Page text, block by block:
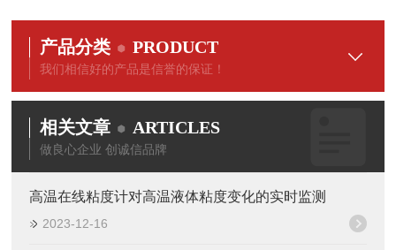
产品分类 PRODUCT
我们相信好的产品是信誉的保证！
相关文章 ARTICLES
做良心企业 创诚信品牌
高温在线粘度计对高温液体粘度变化的实时监测
2023-12-16